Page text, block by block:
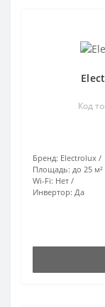
Код
Бренд: Electrolux
Площадь: до 25 м²
Wi-Fi: Нет
Инвертор: Да